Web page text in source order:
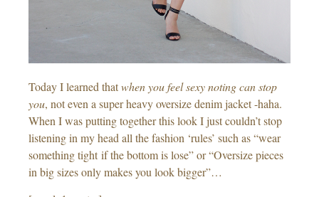
Today I learned thatwhen you feel sexy noting can stop
you, not even a super heavy oversize denim jacket -haha.
When I was putting together this look I just couldn’t stop
listening in my head all the fashion ‘rules’ such as “wear
something tight if the bottom is lose” or “Oversize pieces
in big sizes only makes you look bigger”…